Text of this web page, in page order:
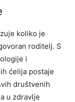
koliko je
roditelj. S
i
ćelija postaje
društvenih
u zdravlje